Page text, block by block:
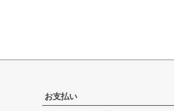
お支払い